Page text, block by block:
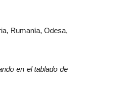
Rumanía, Odesa,
en el tablado de